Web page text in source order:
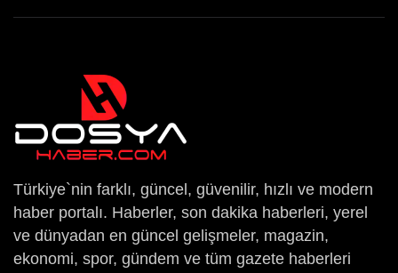
Türkiye`nin farklı, güncel, güvenilir, hızlı ve modern
haber portalı. Haberler, son dakika haberleri, yerel
ve dünyadan en güncel gelişmeler, magazin,
ekonomi, spor, gündem ve tüm gazete haberleri